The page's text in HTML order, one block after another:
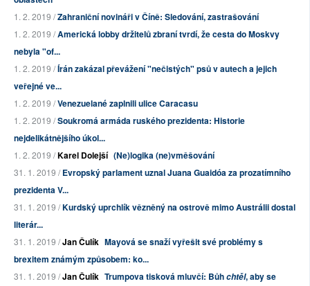
1. 2. 2019 /Zahraniční novináři v Číně: Sledování, zastrašování
1. 2. 2019 /Americká lobby držitelů zbraní tvrdí, že cesta do Moskvy
nebyla "of...
1. 2. 2019 /Írán zakázal převážení "nečistých" psů v autech a jejich
veřejné ve...
1. 2. 2019 /Venezuelané zaplnili ulice Caracasu
1. 2. 2019 /Soukromá armáda ruského prezidenta: Historie
nejdelikátnějšího úkol...
1. 2. 2019 /Karel Dolejší (Ne)logika (ne)vměšování
31. 1. 2019 /Evropský parlament uznal Juana Guaidóa za prozatímního
prezidenta V...
31. 1. 2019 /Kurdský uprchlík vězněný na ostrově mimo Austrálii dostal
literár...
31. 1. 2019 /Jan Čulík Mayová se snaží vyřešit své problémy s
brexitem známým způsobem: ko...
31. 1. 2019 /Jan Čulík Trumpova tisková mluvčí: Bůhchtěl, aby se